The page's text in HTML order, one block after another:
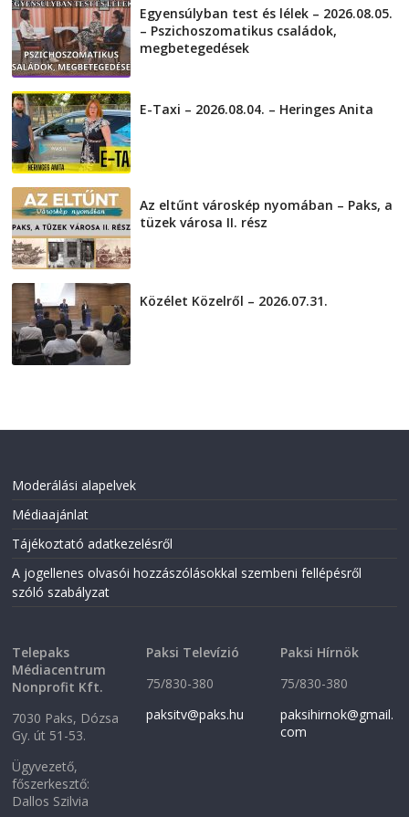
Egyensúlyban test és lélek – 2026.08.05.
– Pszichoszomatikus családok,
megbetegedések
E-Taxi – 2026.08.04. – Heringes Anita
Az eltűnt városkép nyomában – Paks, a
tüzek városa II. rész
Közélet Közelről – 2026.07.31.
Moderálási alapelvek
Médiaajánlat
Tájékoztató adatkezelésről
A jogellenes olvasói hozzászólásokkal szembeni fellépésről
szóló szabályzat
Telepaks
Médiacentrum
Nonprofit Kft.
7030 Paks, Dózsa
Gy. út 51-53.
Ügyvezető,
főszerkesztő:
Dallos Szilvia
Paksi Televízió
75/830-380
paksitv@paks.hu
Paksi Hírnök
75/830-380
paksihirnok@gmail.
com